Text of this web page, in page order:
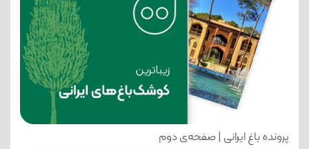
پرونده باغ ایرانی | صفحه‌ی دوم